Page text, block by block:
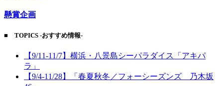
懸賞企画
■ TOPICS -おすすめ情報-
【9/11-11/7】横浜・八景島シーパラダイス「アキパ
ラ」
【9/4-11/28】「春夏秋冬／フォーシーズンズ 乃木坂